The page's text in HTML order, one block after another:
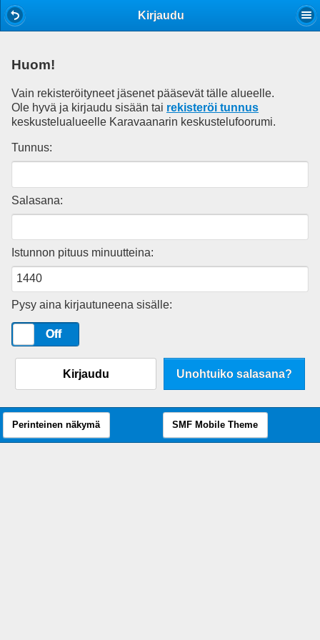
Kirjaudu
Huom!
Vain rekisteröityneet jäsenet pääsevät tälle alueelle.
Ole hyvä ja kirjaudu sisään tai rekisteröi tunnus
keskustelualueelle Karavaanarin keskustelufoorumi.
Tunnus:
Salasana:
Istunnon pituus minuutteina:
Pysy aina kirjautuneena sisälle:
Off
Kirjaudu Unohtuiko salasana?
Perinteinen näkymä SMF Mobile Theme